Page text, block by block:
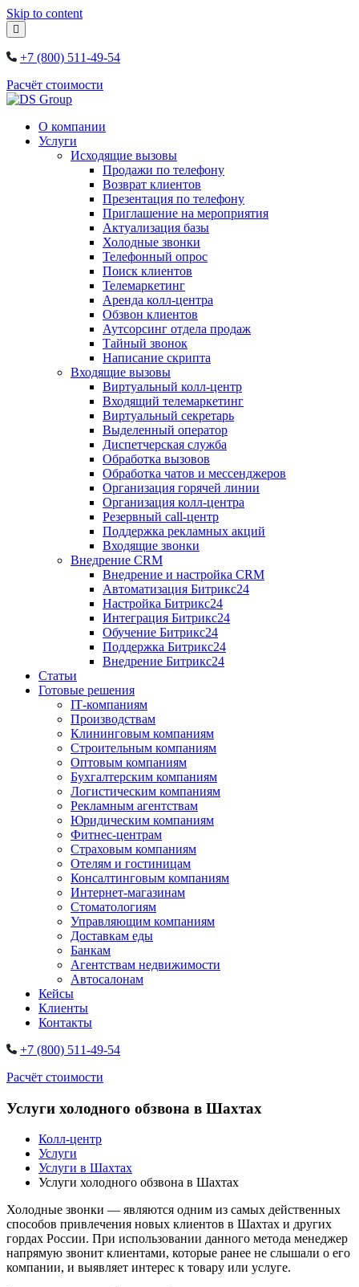
Skip to content
+7 (800) 511-49-54
Расчёт стоимости
О компании
Услуги
Исходящие вызовы
Продажи по телефону
Возврат клиентов
Презентация по телефону
Приглашение на мероприятия
Актуализация базы
Холодные звонки
Телефонный опрос
Поиск клиентов
Телемаркетинг
Аренда колл-центра
Обзвон клиентов
Аутсорсинг отдела продаж
Тайный звонок
Написание скрипта
Входящие вызовы
Виртуальный колл‑центр
Входящий телемаркетинг
Виртуальный секретарь
Выделенный оператор
Диспетчерская служба
Обработка вызовов
Обработка чатов и мессенджеров
Организация горячей линии
Организация колл‑центра
Резервный call‑центр
Поддержка рекламных акций
Входящие звонки
Внедрение CRM
Внедрение и настройка CRM
Автоматизация Битрикс24
Настройка Битрикс24
Интеграция Битрикс24
Обучение Битрикс24
Поддержка Битрикс24
Внедрение Битрикс24
Статьи
Готовые решения
IT‑компаниям
Производствам
Клининговым компаниям
Строительным компаниям
Оптовым компаниям
Бухгалтерским компаниям
Логистическим компаниям
Рекламным агентствам
Юридическим компаниям
Фитнес-центрам
Страховым компаниям
Отелям и гостиницам
Консалтинговым компаниям
Интернет-магазинам
Стоматологиям
Управляющим компаниям
Доставкам еды
Банкам
Агентствам недвижимости
Автосалонам
Кейсы
Клиенты
Контакты
+7 (800) 511-49-54
Расчёт стоимости
Услуги холодного обзвона в Шахтах
Колл-центр
Услуги
Услуги в Шахтах
Услуги холодного обзвона в Шахтах
Холодные звонки — являются одним из самых действенных
способов привлечения новых клиентов в Шахтах и других
гордах России. При использовании данного метода менеджер
напрямую звонит клиентами, которые ранее не слышали о его
компании, и выявляет интерес к товару или услуге.